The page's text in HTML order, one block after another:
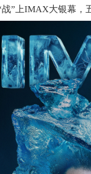
”上IMAX大银幕，